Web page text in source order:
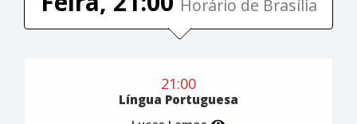
Horário de Brasília
21:00
Língua Portuguesa